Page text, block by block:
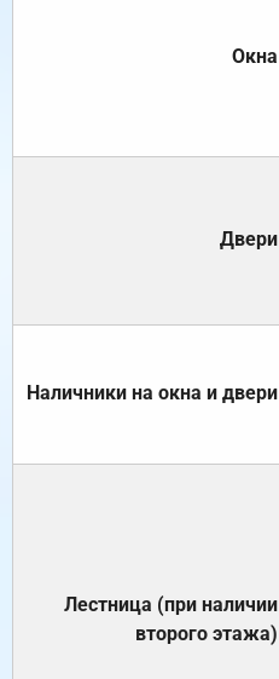
Окна
Двери
Наличники на окна и двери
Лестница (при наличии
второго этажа)